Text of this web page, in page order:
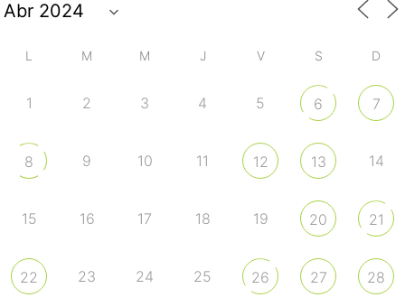
L M M J V S D
1 2 3 4 5 6 7
8 9 10 11 12 13 14
15 16 17 18 19 20 21
22 23 24 25 26 27 28